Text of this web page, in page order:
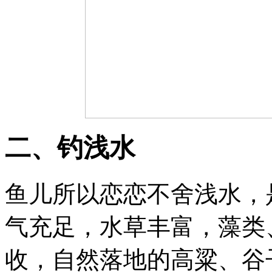
二、钓浅水
鱼儿所以恋恋不舍浅水
气充足，水草丰富，藻
收，自然落地的高粱、